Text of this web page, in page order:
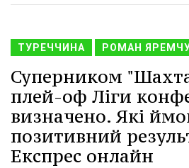
ТУРЕЧЧИНА РОМАН
Суперником
плей-оф Ліги
визначено. Які
позитивний
Експрес онлайн